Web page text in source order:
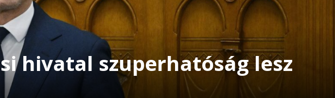
hivatal szuperhatóság lesz